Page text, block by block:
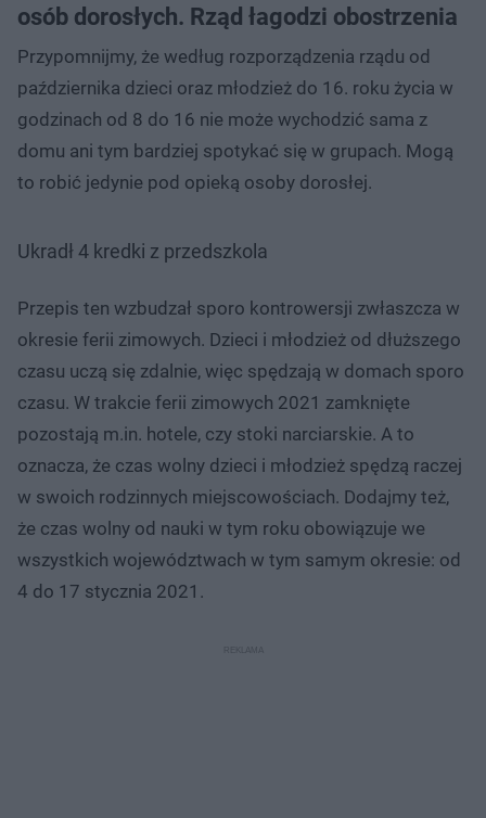
osób dorosłych. Rząd łagodzi obostrzenia
Przypomnijmy, że według rozporządzenia rządu od
października dzieci oraz młodzież do 16. roku życia w
godzinach od 8 do 16 nie może wychodzić sama z
domu ani tym bardziej spotykać się w grupach. Mogą
to robić jedynie pod opieką osoby dorosłej.
Ukradł 4 kredki z przedszkola
Przepis ten wzbudzał sporo kontrowersji zwłaszcza w
okresie ferii zimowych. Dzieci i młodzież od dłuższego
czasu uczą się zdalnie, więc spędzają w domach sporo
czasu. W trakcie ferii zimowych 2021 zamknięte
pozostają m.in. hotele, czy stoki narciarskie. A to
oznacza, że czas wolny dzieci i młodzież spędzą raczej
w swoich rodzinnych miejscowościach. Dodajmy też,
że czas wolny od nauki w tym roku obowiązuje we
wszystkich województwach w tym samym okresie: od
4 do 17 stycznia 2021.